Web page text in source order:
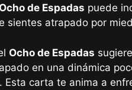
Ocho de Espadas puede
sientes atrapado por
Ocho de Espadas
en una dinámica
Esta carta te anima a